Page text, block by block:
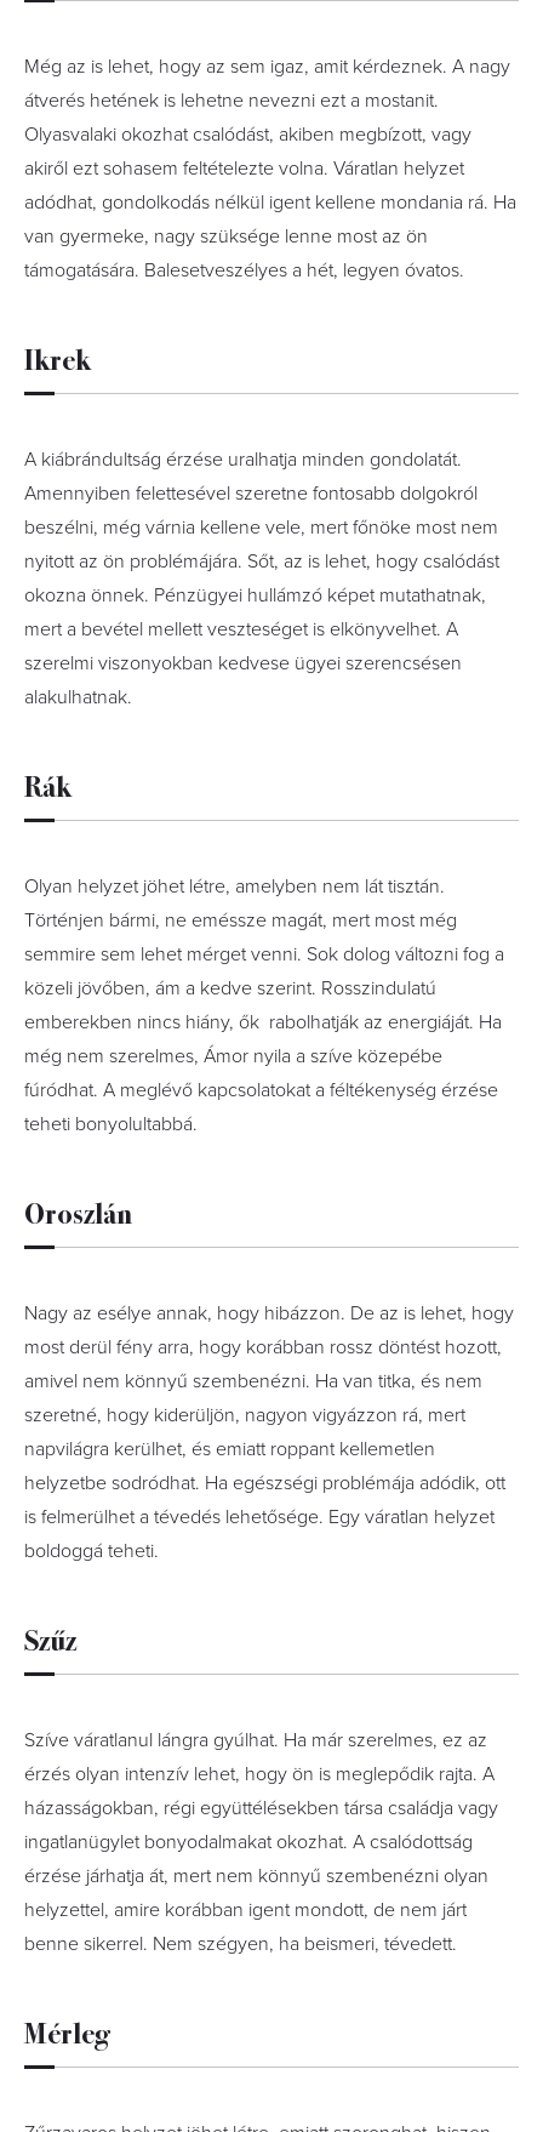
Még az is lehet, hogy az sem igaz, amit kérdeznek. A nagy
átverés hetének is lehetne nevezni ezt a mostanit.
Olyasvalaki okozhat csalódást, akiben megbízott, vagy
akiről ezt sohasem feltételezte volna. Váratlan helyzet
adódhat, gondolkodás nélkül igent kellene mondania rá. Ha
van gyermeke, nagy szüksége lenne most az ön
támogatására. Balesetveszélyes a hét, legyen óvatos.
Ikrek
A kiábrándultság érzése uralhatja minden gondolatát.
Amennyiben felettesével szeretne fontosabb dolgokról
beszélni, még várnia kellene vele, mert főnöke most nem
nyitott az ön problémájára. Sőt, az is lehet, hogy csalódást
okozna önnek. Pénzügyei hullámzó képet mutathatnak,
mert a bevétel mellett veszteséget is elkönyvelhet. A
szerelmi viszonyokban kedvese ügyei szerencsésen
alakulhatnak.
Rák
Olyan helyzet jöhet létre, amelyben nem lát tisztán.
Történjen bármi, ne eméssze magát, mert most még
semmire sem lehet mérget venni. Sok dolog változni fog a
közeli jövőben, ám a kedve szerint. Rosszindulatú
emberekben nincs hiány, ők rabolhatják az energiáját. Ha
még nem szerelmes, Ámor nyila a szíve közepébe
fúródhat. A meglévő kapcsolatokat a féltékenység érzése
teheti bonyolultabbá.
Oroszlán
Nagy az esélye annak, hogy hibázzon. De az is lehet, hogy
most derül fény arra, hogy korábban rossz döntést hozott,
amivel nem könnyű szembenézni. Ha van titka, és nem
szeretné, hogy kiderüljön, nagyon vigyázzon rá, mert
napvilágra kerülhet, és emiatt roppant kellemetlen
helyzetbe sodródhat. Ha egészségi problémája adódik, ott
is felmerülhet a tévedés lehetősége. Egy váratlan helyzet
boldoggá teheti.
Szűz
Szíve váratlanul lángra gyúlhat. Ha már szerelmes, ez az
érzés olyan intenzív lehet, hogy ön is meglepődik rajta. A
házasságokban, régi együttélésekben társa családja vagy
ingatlanügylet bonyodalmakat okozhat. A csalódottság
érzése járhatja át, mert nem könnyű szembenézni olyan
helyzettel, amire korábban igent mondott, de nem járt
benne sikerrel. Nem szégyen, ha beismeri, tévedett.
Mérleg